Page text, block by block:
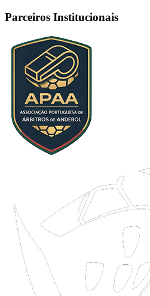
Parceiros Institucionais